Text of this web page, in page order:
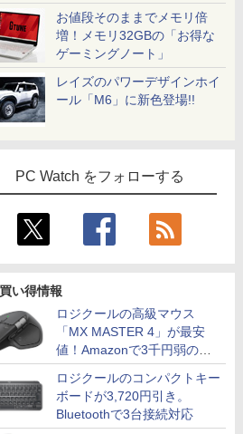
お値段そのままでメモリ倍
増！メモリ32GBの「お得な
ゲーミングノート」
レイズのパワーデザインホイ
ール「M6」に新色登場!!
PC Watch をフォローする
い得情報
ロジクールの高級マウス
「MX MASTER 4」が最安
値！Amazonで3千円弱の割
引
ロジクールのコンパクトキー
ボードが3,720円引き。
Bluetoothで3台接続対応